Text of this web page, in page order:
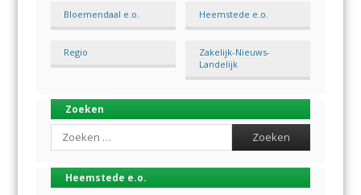
Bloemendaal e.o. Heemstede e.o.
Regio
Zakelijk-Nieuws-
Landelijk
Zoeken
Search
Heemstede e.o.